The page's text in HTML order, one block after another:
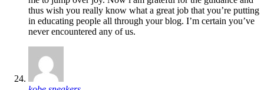
thus wish you really know what a great job that you’re putting
in educating people all through your blog. I’m certain you’ve
never encountered any of us.